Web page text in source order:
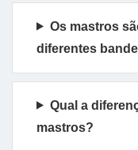
Os mastros
diferentes
Qual a
mastros?